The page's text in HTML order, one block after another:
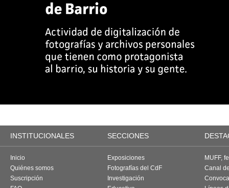
INSTITUCIONALES SECCIONES
Inicio
Quiénes somos
Suscripción
Exposiciones
Fotografías del CdF
Investigación
MUFF,
Canal